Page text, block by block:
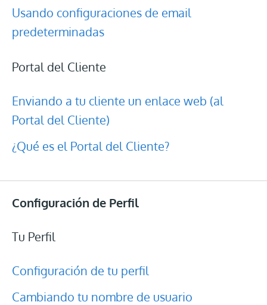
Usando configuraciones de email
predeterminadas
Portal del Cliente
Enviando a tu cliente un enlace web (al
Portal del Cliente)
¿Qué es el Portal del Cliente?
Configuración de Perfil
Tu Perfil
Configuración de tu perfil
Cambiando tu nombre de usuario